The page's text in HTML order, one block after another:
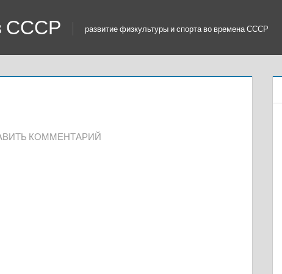
СССР развитие физкультуры и спорта во времена СССР
КОММЕНТАРИЙ